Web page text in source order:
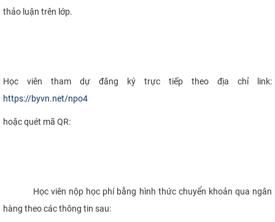
thảo luận trên lớp.
Học viên tham dự đăng ký trực tiếp theo địa chỉ link:
https://byvn.net/npo4
hoặc quét mã QR:
Học viên nộp học phí bằng hình thức chuyển khoản qua ngân
hàng theo các thông tin sau: